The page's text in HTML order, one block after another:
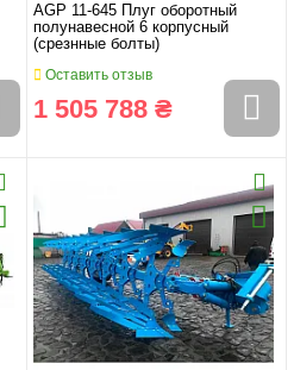
AGP 11-645 Плуг оборотный
полунавесной 6 корпусный
(срезнные болты)
Оставить отзыв
1 505 788 ₴